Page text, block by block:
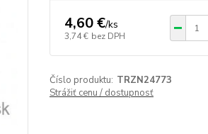
4,60 €/ks
3,74 € bez DPH
Číslo produktu: TRZN24773
Strážiť cenu / dostupnosť